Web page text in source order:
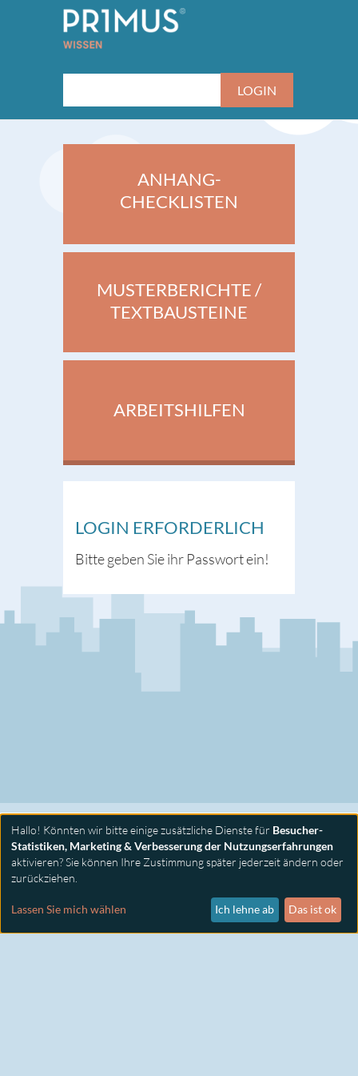
ANHANG-
CHECKLISTEN
MUSTERBERICHTE /
TEXTBAUSTEINE
ARBEITSHILFEN
LOGIN ERFORDERLICH
Bitte geben Sie ihr Passwort ein!
KONTAKT
Hallo! Könnten wir bitte einige zusätzliche Dienste für Besucher-
Statistiken, Marketing & Verbesserung der Nutzungserfahrungen
aktivieren? Sie können Ihre Zustimmung später jederzeit ändern oder
zurückziehen.
Lassen Sie mich wählen Ich lehne ab Das ist ok